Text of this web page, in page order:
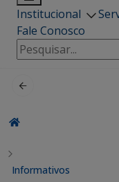
Institucional
Fale Conosco
Pesquisar
por:
Informativos